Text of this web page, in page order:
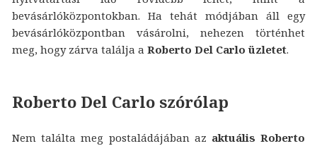
bevásárlóközpontokban. Ha tehát módjában áll egy
bevásárlóközpontban vásárolni, nehezen történhet
meg, hogy zárva találja a Roberto Del Carlo üzletet.
Roberto Del Carlo szórólap
Nem találta meg postaládájában az aktuális Roberto